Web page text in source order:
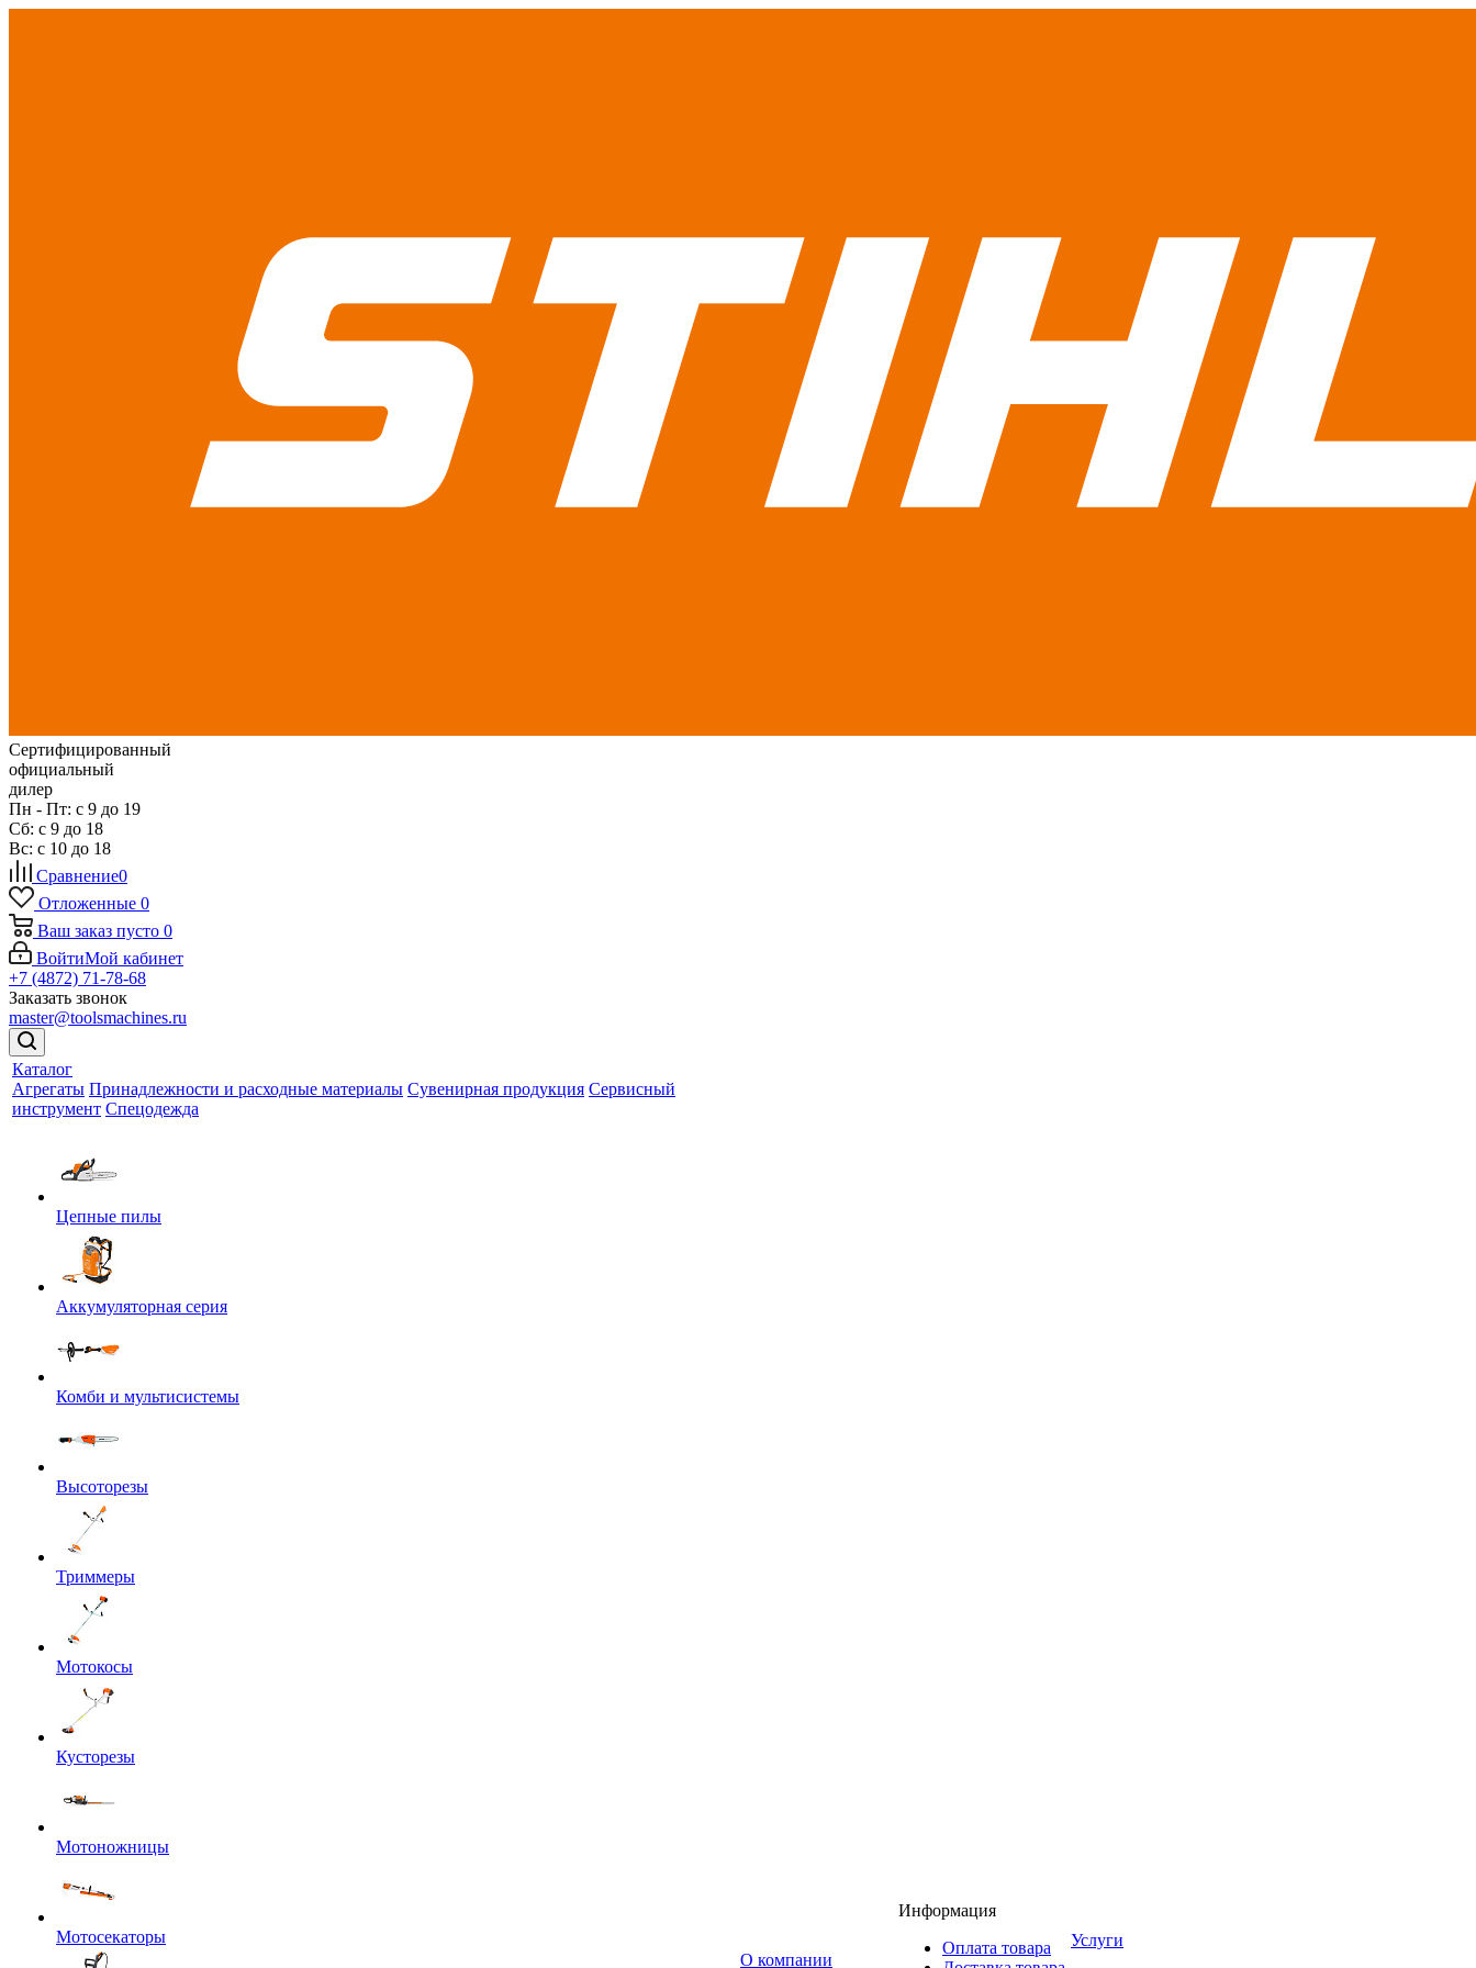
Сертифицированный
официальный
дилер
Пн - Пт: с 9 до 19
Сб: с 9 до 18
Вс: с 10 до 18
Сравнение0
Отложенные 0
Ваш заказ пусто 0
ВойтиМой кабинет
+7 (4872) 71-78-68
Заказать звонок
master@toolsmachines.ru
Каталог
Агрегаты Принадлежности и расходные материалы Сувенирная продукция Сервисный
инструмент Спецодежда
Цепные пилы
Аккумуляторная серия
Комби и мультисистемы
Высоторезы
Триммеры
Мотокосы
Кусторезы
Мотоножницы
Мотосекаторы
O компании
Информация
Оплата товара
Услуги